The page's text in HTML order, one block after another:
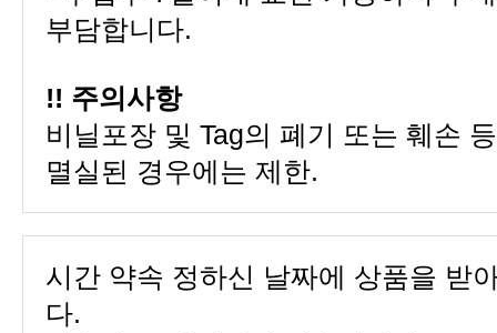
부담합니다.
!! 주의사항
멸실된 경우에는 제한.
다.